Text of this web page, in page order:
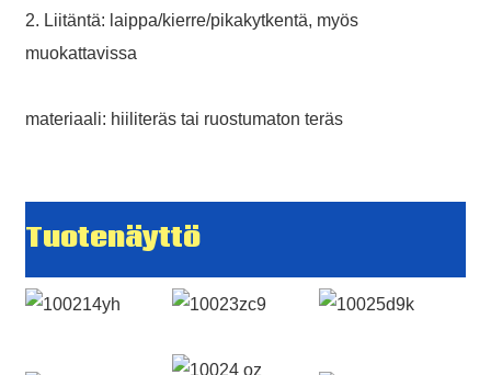
2. Liitäntä: laippa/kierre/pikakytkentä, myös
muokattavissa
materiaali: hiiliteräs tai ruostumaton teräs
Tuotenäyttö